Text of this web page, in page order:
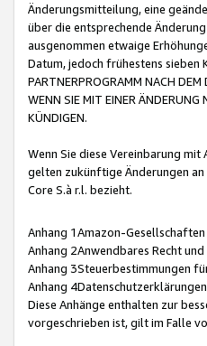
Änderungsmitteilung, eine
über die entsprechende
ausgenommen etwaige
Datum, jedoch frühestens sieben
PARTNERPROGRAMM NACH
WENN SIE MIT EINER ÄNDERUNG
KÜNDIGEN.
Wenn Sie diese Vereinbarung mit
gelten zukünftige Änderungen an
Core S.à r.l. bezieht.
Anhang 1Amazon-
Anhang 2Anwendbares Recht
Anhang 3Steuerbestimmungen
Anhang
Diese Anhänge enthalten zur
vorgeschrieben ist, gilt im Falle